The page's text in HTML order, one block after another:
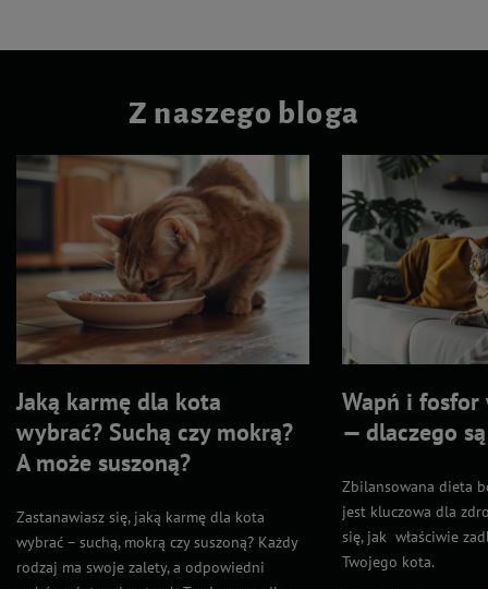
Z naszego bloga
Jaką karmę dla kota
wybrać? Suchą czy mokrą?
A może suszoną?
Zastanawiasz się, jaką karmę dla kota
wybrać – suchą, mokrą czy suszoną? Każdy
rodzaj ma swoje zalety, a odpowiedni
Wapń i
— dlaczego
Zbilansowana dieta
jest kluczowa dla
się, jak właściwie
Twojego kota.